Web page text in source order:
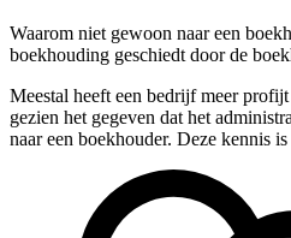
Waarom niet gewoon naar een
boekhouding geschiedt door de
Meestal heeft een bedrijf meer
gezien het gegeven dat het
naar een boekhouder. Deze kennis